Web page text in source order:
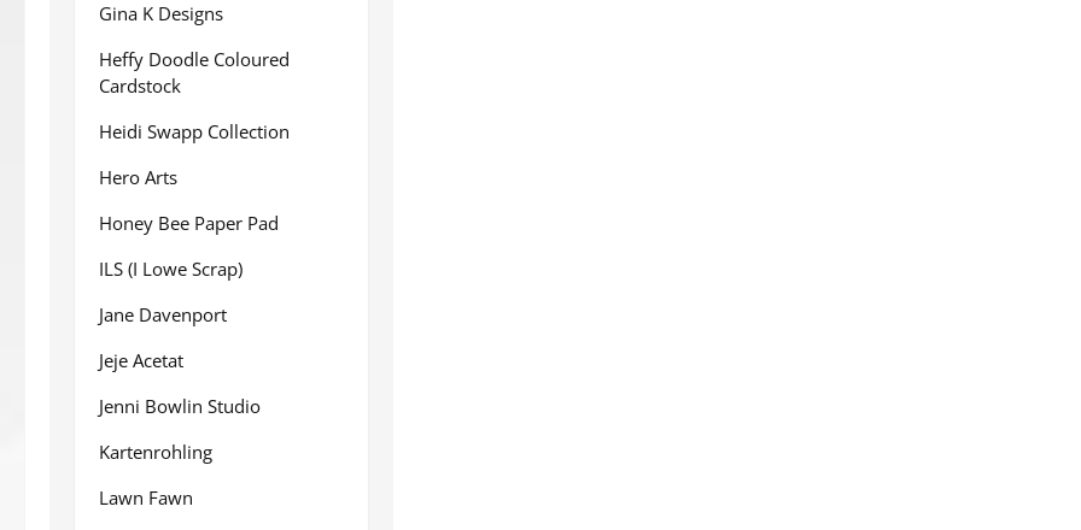
Gina K Designs
Heffy Doodle Coloured
Cardstock
Heidi Swapp Collection
Hero Arts
Honey Bee Paper Pad
ILS (I Lowe Scrap)
Jane Davenport
Jeje Acetat
Jenni Bowlin Studio
Kartenrohling
Lawn Fawn